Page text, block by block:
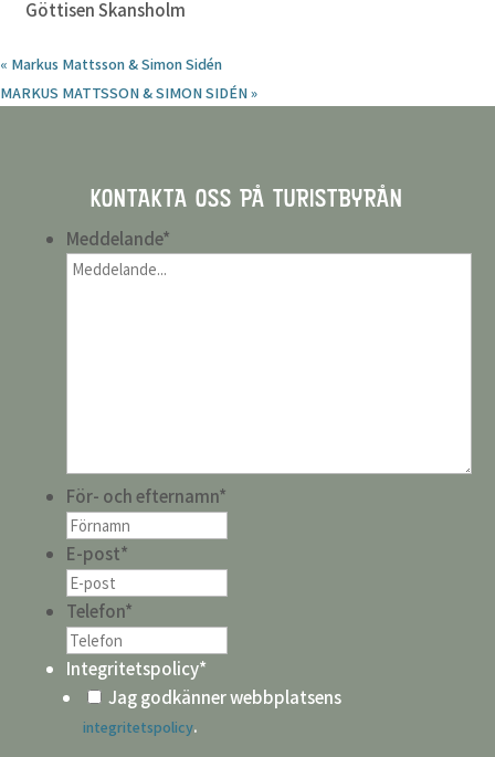
Göttisen Skansholm
« Markus Mattsson & Simon Sidén
MARKUS MATTSSON & SIMON SIDÉN»
KONTAKTA OSS PÅ TURISTBYRÅN
Meddelande*
För- och efternamn*
E-post*
Telefon*
Integritetspolicy*
Jag godkänner webbplatsens
integritetspolicy.